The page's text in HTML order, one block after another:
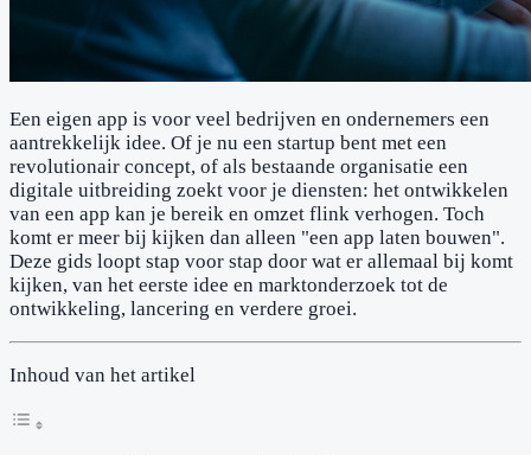
Een eigen app is voor veel bedrijven en ondernemers een
aantrekkelijk idee. Of je nu een startup bent met een
revolutionair concept, of als bestaande organisatie een
digitale uitbreiding zoekt voor je diensten: het ontwikkelen
van een app kan je bereik en omzet flink verhogen. Toch
komt er meer bij kijken dan alleen "een app laten bouwen".
Deze gids loopt stap voor stap door wat er allemaal bij komt
kijken, van het eerste idee en marktonderzoek tot de
ontwikkeling, lancering en verdere groei.
Inhoud van het artikel